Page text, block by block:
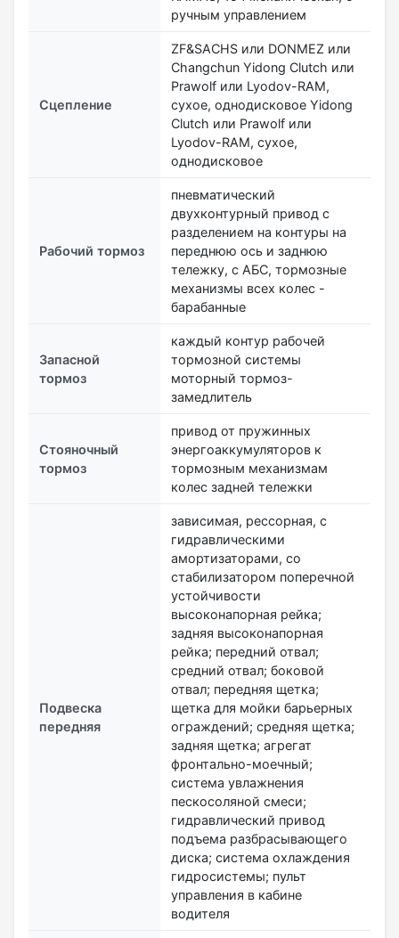
ручным управлением
Сцепление
ZF&SACHS или DONMEZ или
Changchun Yidong Clutch или
Prawolf или Lyodov-RAM,
сухое, однодисковое Yidong
Clutch или Prawolf или
Lyodov-RAM, сухое,
однодисковое
Рабочий тормоз
пневматический
двухконтурный привод с
разделением на контуры на
переднюю ось и заднюю
тележку, с АБС, тормозные
механизмы всех колес -
барабанные
Запасной
тормоз
каждый контур рабочей
тормозной системы
моторный тормоз-
замедлитель
Стояночный
тормоз
привод от пружинных
энергоаккумуляторов к
тормозным механизмам
колес задней тележки
Подвеска
передняя
зависимая, рессорная, с
гидравлическими
амортизаторами, со
стабилизатором поперечной
устойчивости
высоконапорная рейка;
задняя высоконапорная
рейка; передний отвал;
средний отвал; боковой
отвал; передняя щетка;
щетка для мойки барьерных
ограждений; средняя щетка;
задняя щетка; агрегат
фронтально-моечный;
система увлажнения
пескосоляной смеси;
гидравлический привод
подъема разбрасывающего
диска; система охлаждения
гидросистемы; пульт
управления в кабине
водителя